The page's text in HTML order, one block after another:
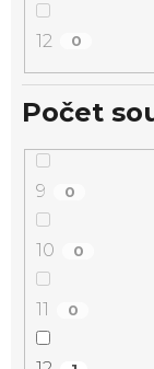
12 0
Počet
9 0
10 0
11 0